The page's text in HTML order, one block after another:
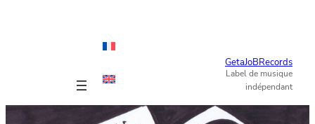
GetaJoBRecords
Label de musique
indépendant